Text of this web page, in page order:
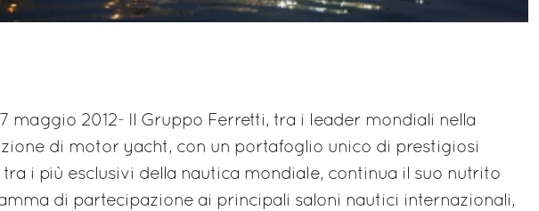
maggio 2012- Il Gruppo Ferretti, tra i leader mondiali nella
di motor yacht, con un portafoglio unico di prestigiosi
tra i più esclusivi della nautica mondiale, continua il suo nutrito
di partecipazione ai principali saloni nautici internazionali,